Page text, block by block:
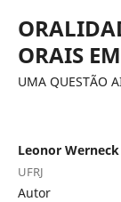
ORAIS
UMA QUESTÃO
Leonor
UFRJ
Autor